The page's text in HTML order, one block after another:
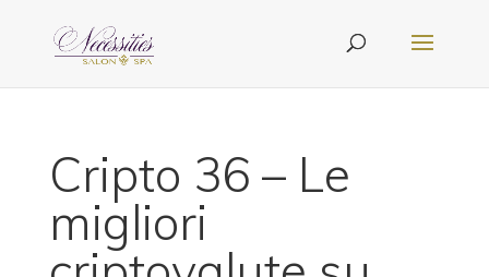
Cripto 36 – Le
migliori